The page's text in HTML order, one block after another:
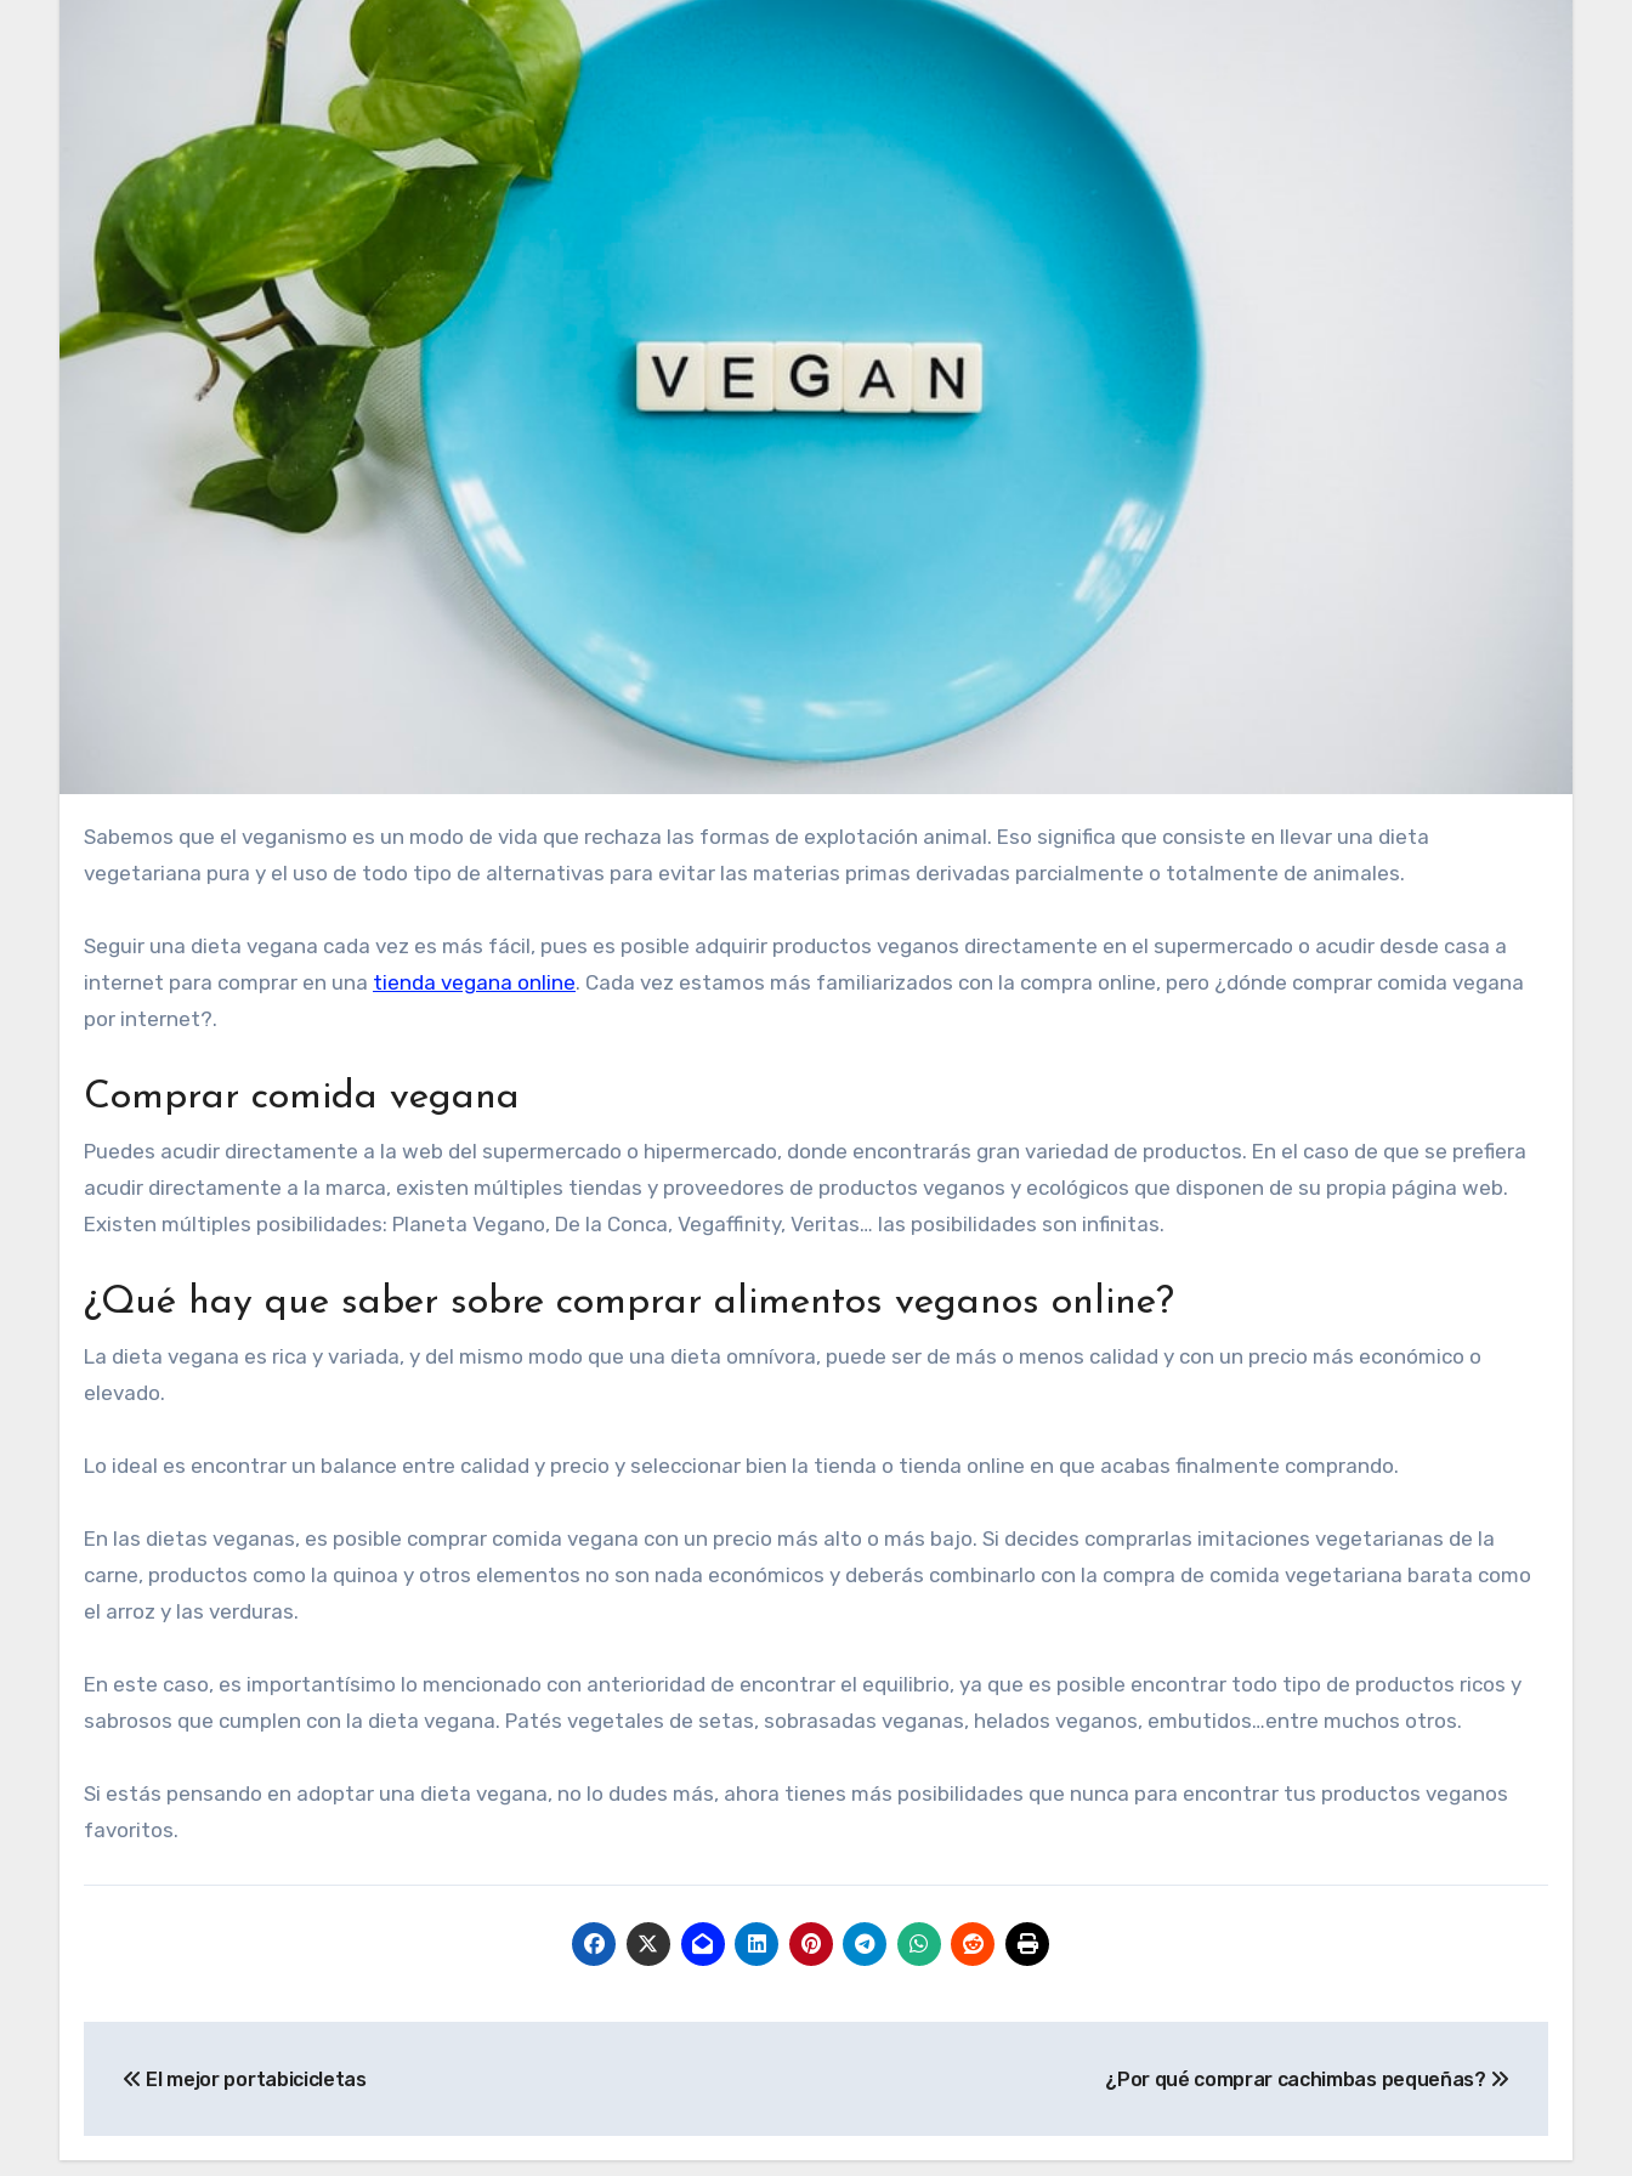
Sabemos que el veganismo es un modo de vida que rechaza las formas de explotación animal. Eso significa que consiste en llevar una dieta
vegetariana pura y el uso de todo tipo de alternativas para evitar las materias primas derivadas parcialmente o totalmente de animales.
Seguir una dieta vegana cada vez es más fácil, pues es posible adquirir productos veganos directamente en el supermercado o acudir desde casa a
internet para comprar en una tienda vegana online. Cada vez estamos más familiarizados con la compra online, pero ¿dónde comprar comida vegana
por internet?.
Comprar comida vegana
Puedes acudir directamente a la web del supermercado o hipermercado, donde encontrarás gran variedad de productos. En el caso de que se prefiera
acudir directamente a la marca, existen múltiples tiendas y proveedores de productos veganos y ecológicos que disponen de su propia página web.
Existen múltiples posibilidades: Planeta Vegano, De la Conca, Vegaffinity, Veritas… las posibilidades son infinitas.
¿Qué hay que saber sobre comprar alimentos veganos online?
La dieta vegana es rica y variada, y del mismo modo que una dieta omnívora, puede ser de más o menos calidad y con un precio más económico o
elevado.
Lo ideal es encontrar un balance entre calidad y precio y seleccionar bien la tienda o tienda online en que acabas finalmente comprando.
En las dietas veganas, es posible comprar comida vegana con un precio más alto o más bajo. Si decides comprarlas imitaciones vegetarianas de la
carne, productos como la quinoa y otros elementos no son nada económicos y deberás combinarlo con la compra de comida vegetariana barata como
el arroz y las verduras.
En este caso, es importantísimo lo mencionado con anterioridad de encontrar el equilibrio, ya que es posible encontrar todo tipo de productos ricos y
sabrosos que cumplen con la dieta vegana. Patés vegetales de setas, sobrasadas veganas, helados veganos, embutidos…entre muchos otros.
Si estás pensando en adoptar una dieta vegana, no lo dudes más, ahora tienes más posibilidades que nunca para encontrar tus productos veganos
favoritos.
El mejor portabicicletas ¿Por qué comprar cachimbas pequeñas?